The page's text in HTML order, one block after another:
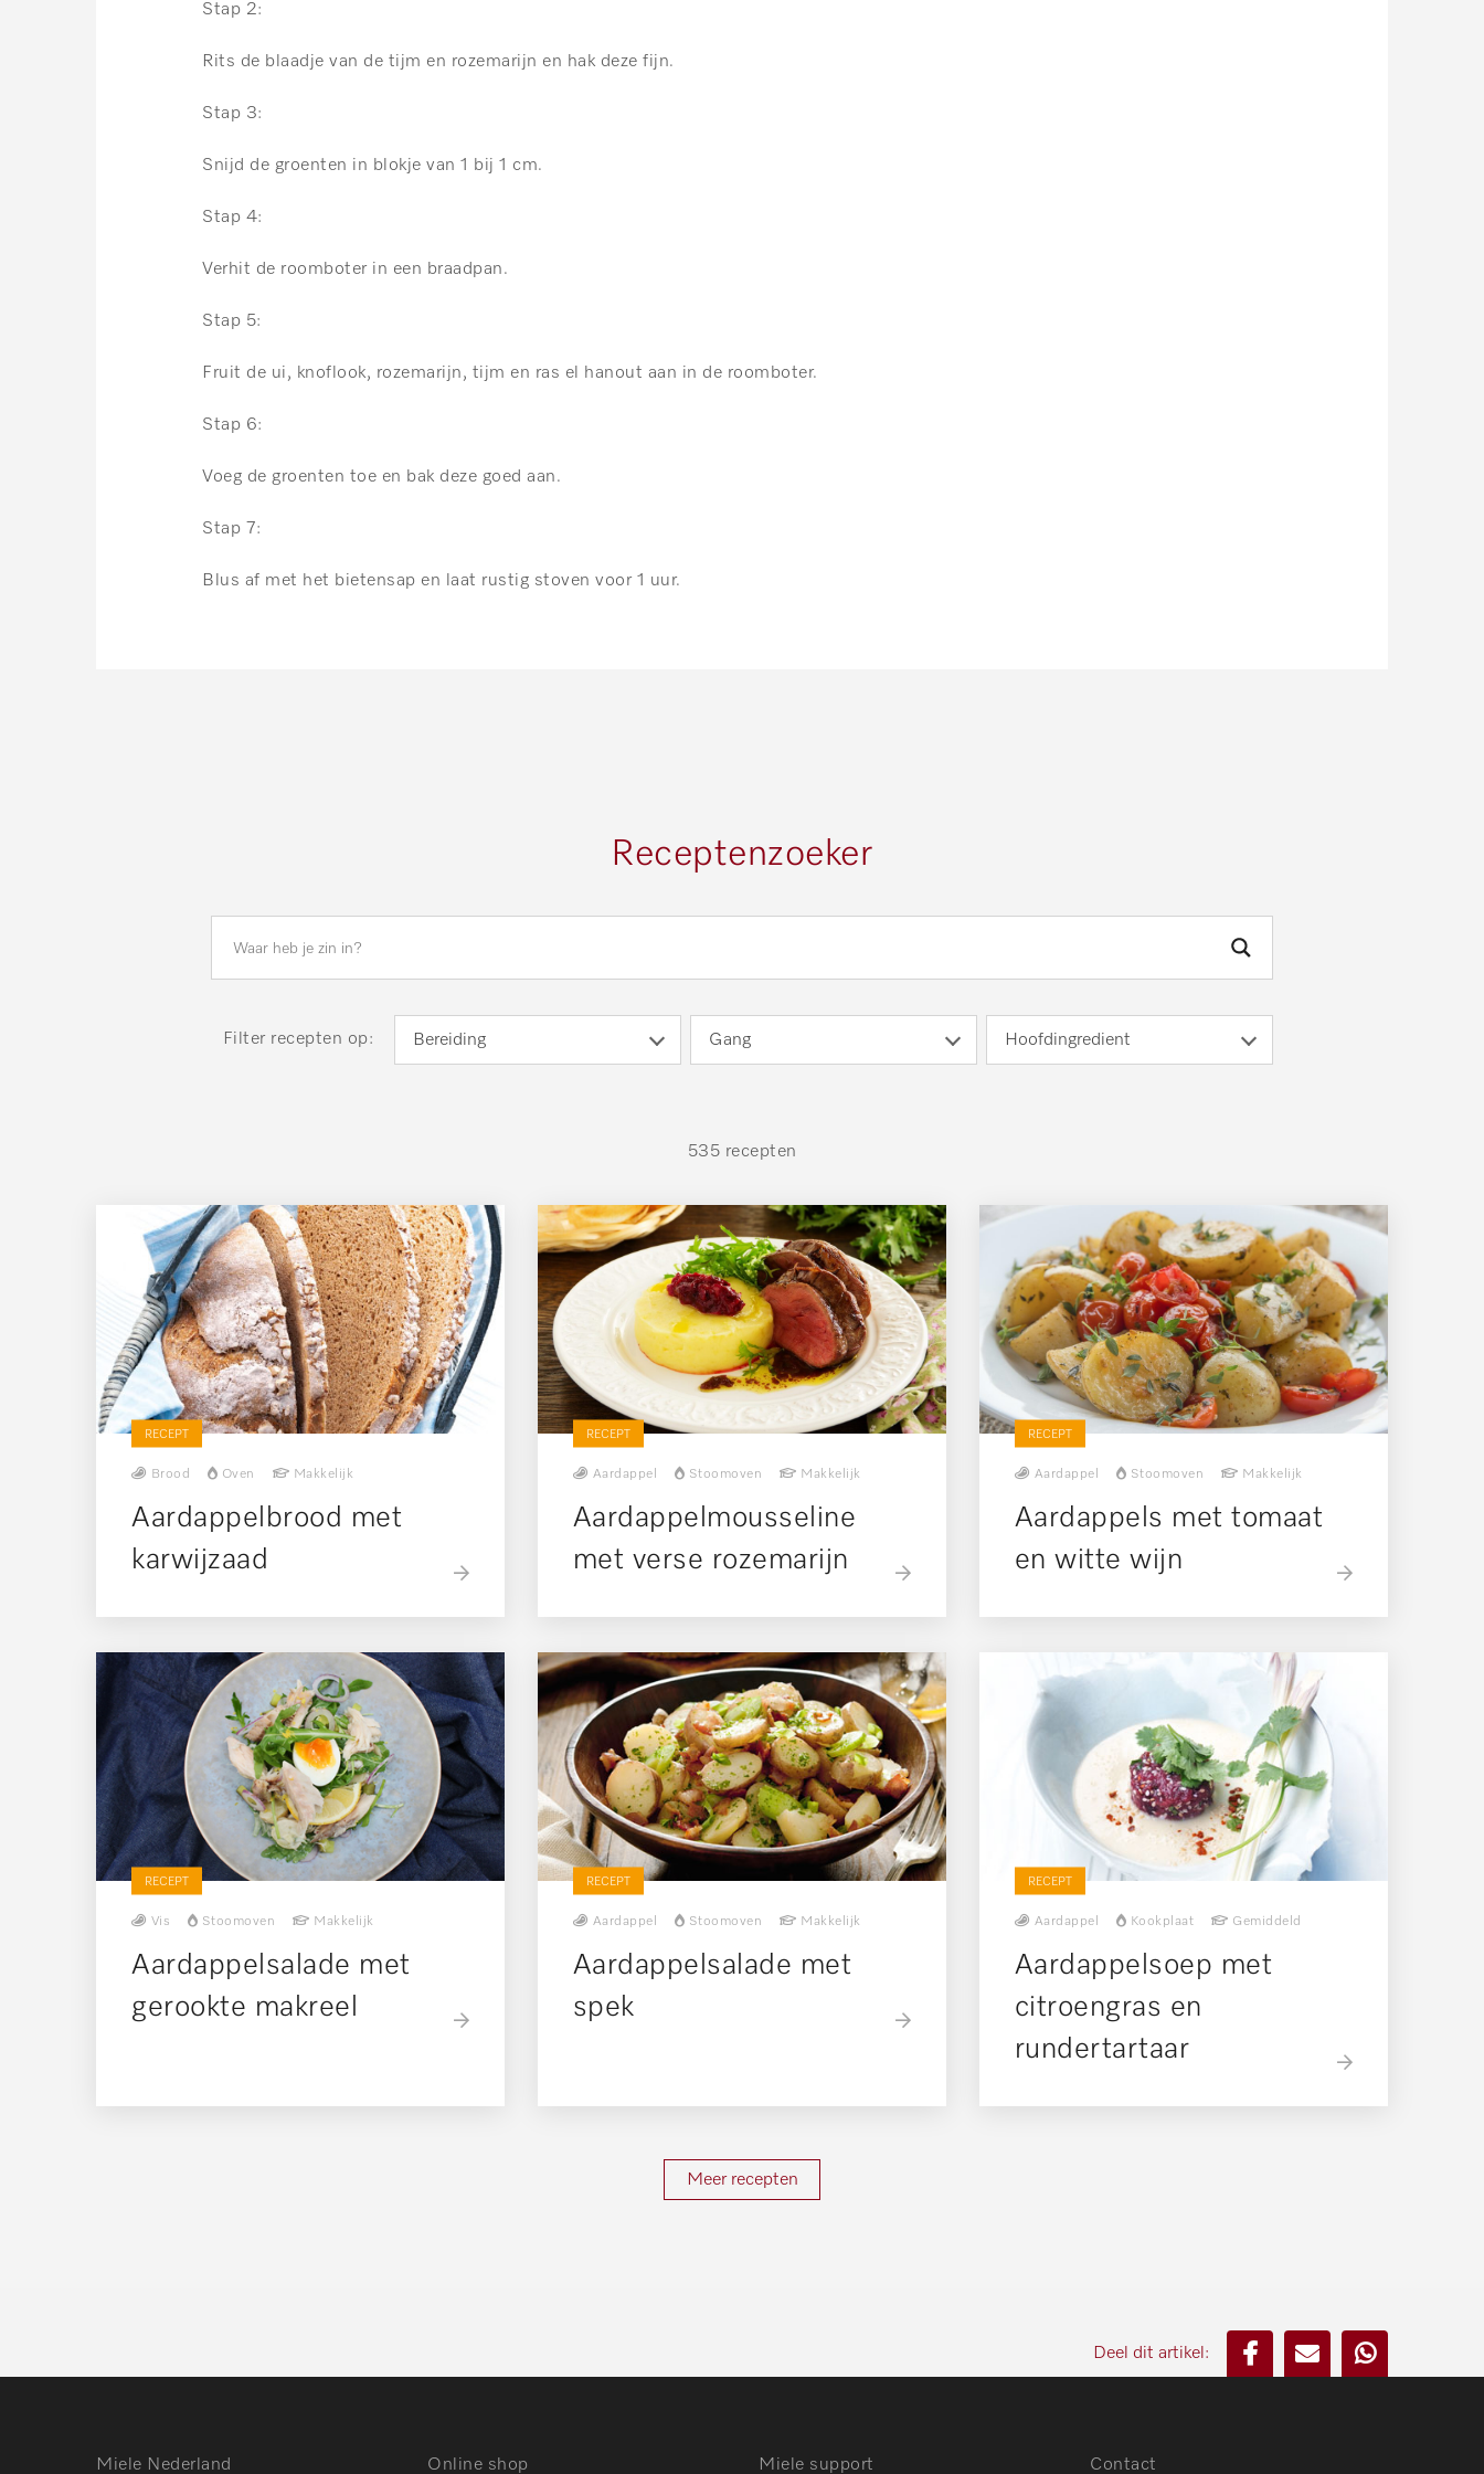
Stap 2:
Rits de blaadje van de tijm en rozemarijn en hak deze fijn.
Stap 3:
Snijd de groenten in blokje van 1 bij 1 cm.
Stap 4:
Verhit de roomboter in een braadpan.
Stap 5:
Fruit de ui, knoflook, rozemarijn, tijm en ras el hanout aan in de roomboter.
Stap 6:
Voeg de groenten toe en bak deze goed aan.
Stap 7:
Blus af met het bietensap en laat rustig stoven voor 1 uur.
Receptenzoeker
Zoek
Zoek
Filter recepten op: Bereiding Gang Hoofdingredient
535 recepten
RECEPT
Brood Oven Makkelijk
Aardappelbrood met
karwijzaad
RECEPT
Aardappel Stoomoven Makkelijk
Aardappelmousseline
met verse rozemarijn
RECEPT
Aardappel Stoomoven Makkelijk
Aardappels met tomaat
en witte wijn
RECEPT
Vis Stoomoven Makkelijk
Aardappelsalade met
gerookte makreel
RECEPT
Aardappel Stoomoven Makkelijk
Aardappelsalade met
spek
RECEPT
Aardappel Kookplaat Gemiddeld
Aardappelsoep met
citroengras en
rundertartaar
Meer recepten
Deel dit artikel:
Miele Nederland Online shop Miele support Contact